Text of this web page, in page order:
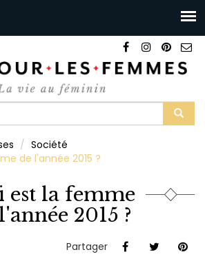
Société
de l'année 2015 ?
est la femme
2015 ?
Partager